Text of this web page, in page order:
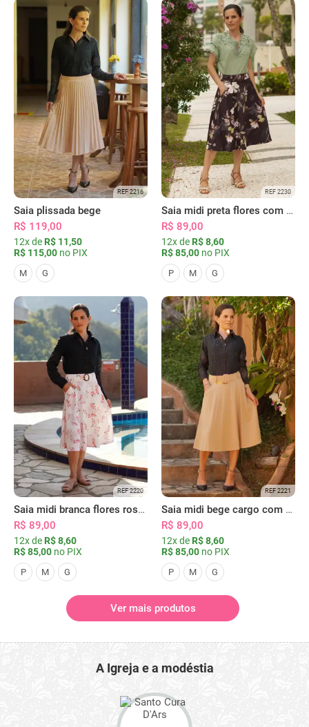
REF 2216
Saia plissada bege
R$ 119,00
12x de R$ 11,50
R$ 115,00 no PIX
M G
REF 2230
Saia midi preta flores com bolsos
R$ 89,00
12x de R$ 8,60
R$ 85,00 no PIX
P M G
REF 2220
Saia midi branca flores rosas com bolsos
R$ 89,00
12x de R$ 8,60
R$ 85,00 no PIX
P M G
REF 2221
Saia midi bege cargo com bolsos
R$ 89,00
12x de R$ 8,60
R$ 85,00 no PIX
P M G
Ver mais produtos
A Igreja e a modéstia